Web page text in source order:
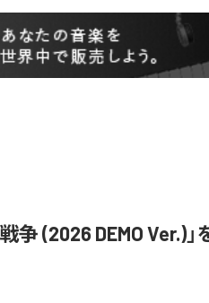
争 (2026 DEMO Ver.)